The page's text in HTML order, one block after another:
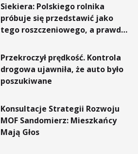
Siekiera: Polskiego rolnika
próbuje się przedstawić jako
tego roszczeniowego, a prawda
Przekroczył prędkość. Kontrola
drogowa ujawniła, że auto było
poszukiwane
Konsultacje Strategii Rozwoju
MOF Sandomierz: Mieszkańcy
Mają Głos